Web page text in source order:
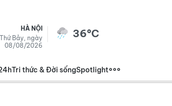
HÀ NỘI
Thứ Bảy, ngày
08/08/2026
36°C
Tri thức & Đời sốngSpotlight